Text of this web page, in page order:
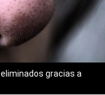
gracias a